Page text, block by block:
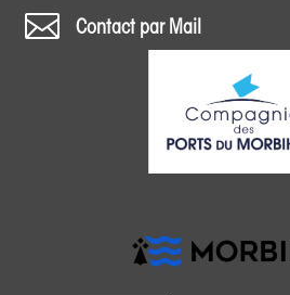
 Contact par Mail